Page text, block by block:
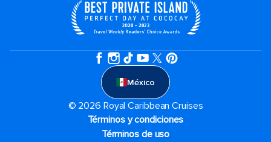
México
© 2026 Royal Caribbean Cruises
Términos y condiciones
Términos de uso